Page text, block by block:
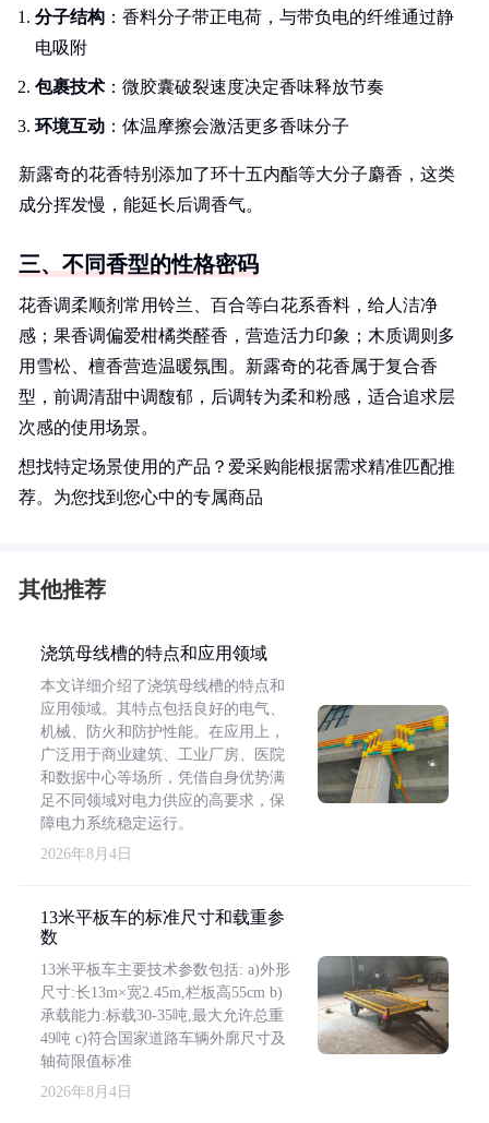
分子结构 ：香料分子带正电荷，与带负电的纤维通过静
电吸附
包裹技术 ：微胶囊破裂速度决定香味释放节奏
环境互动 ：体温摩擦会激活更多香味分子
新露奇的花香特别添加了环十五内酯等大分子麝香，这类
成分挥发慢，能延长后调香气。
三、不同香型的性格密码
花香调柔顺剂常用铃兰、百合等白花系香料，给人洁净
感；果香调偏爱柑橘类醛香，营造活力印象；木质调则多
用雪松、檀香营造温暖氛围。新露奇的花香属于复合香
型，前调清甜中调馥郁，后调转为柔和粉感，适合追求层
次感的使用场景。
想找特定场景使用的产品？爱采购能根据需求精准匹配推
荐。为您找到您心中的专属商品
其他推荐
浇筑母线槽的特点和应用领域
本文详细介绍了浇筑母线槽的特点和
应用领域。其特点包括良好的电气、
机械、防火和防护性能。在应用上，
广泛用于商业建筑、工业厂房、医院
和数据中心等场所，凭借自身优势满
足不同领域对电力供应的高要求，保
障电力系统稳定运行。
2026年8月4日
13米平板车的标准尺寸和载重参
数
13米平板车主要技术参数包括: a)外形
尺寸:长13m×宽2.45m,栏板高55cm b)
承载能力:标载30-35吨,最大允许总重
49吨 c)符合国家道路车辆外廓尺寸及
轴荷限值标准
2026年8月4日